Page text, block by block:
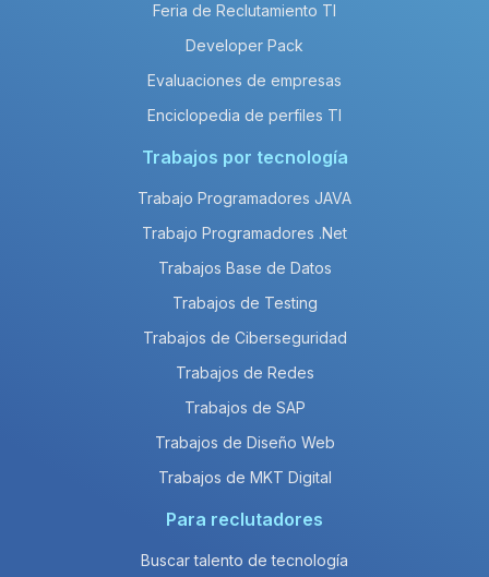
Feria de Reclutamiento TI
Developer Pack
Evaluaciones de empresas
Enciclopedia de perfiles TI
Trabajos por tecnología
Trabajo Programadores JAVA
Trabajo Programadores .Net
Trabajos Base de Datos
Trabajos de Testing
Trabajos de Ciberseguridad
Trabajos de Redes
Trabajos de SAP
Trabajos de Diseño Web
Trabajos de MKT Digital
Para reclutadores
Buscar talento de tecnología